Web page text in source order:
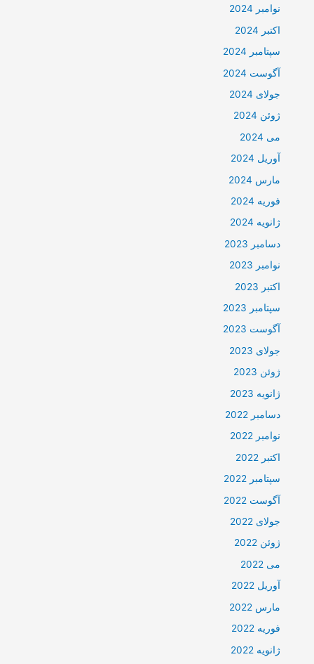
نوامبر 2024
اکتبر 2024
سپتامبر 2024
آگوست 2024
جولای 2024
ژوئن 2024
می 2024
آوریل 2024
مارس 2024
فوریه 2024
ژانویه 2024
دسامبر 2023
نوامبر 2023
اکتبر 2023
سپتامبر 2023
آگوست 2023
جولای 2023
ژوئن 2023
ژانویه 2023
دسامبر 2022
نوامبر 2022
اکتبر 2022
سپتامبر 2022
آگوست 2022
جولای 2022
ژوئن 2022
می 2022
آوریل 2022
مارس 2022
فوریه 2022
ژانویه 2022